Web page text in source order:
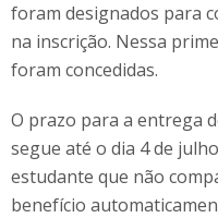
foram designados para
na inscrição. Nessa
foram concedidas.
O prazo para a entrega
segue até o dia 4 de
estudante que não
benefício